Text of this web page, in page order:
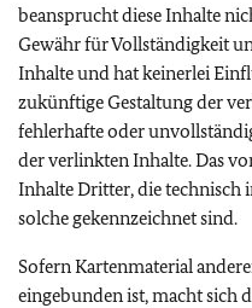
beansprucht diese Inhalte
Gewähr für Vollständigkeit
Inhalte und hat keinerlei
zukünftige Gestaltung der
fehlerhafte oder
der verlinkten Inhalte. Das
Inhalte Dritter, die technisch
solche gekennzeichnet sind.
Sofern Kartenmaterial
eingebunden ist, macht sich